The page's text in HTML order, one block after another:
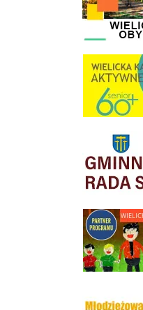
link do strony
link do strony
link do strony -